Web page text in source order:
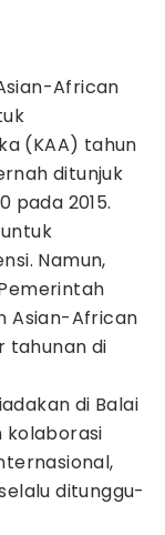
African
(KAA) tahun
ditunjuk
pada 2015.
Namun,
Asian-African
tahunan di
di Balai
kolaborasi
ditunggu-